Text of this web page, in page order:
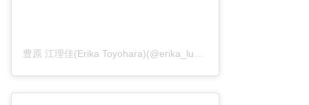
豊原 江理佳(Erika Toyohara)(@erika_lunat)がシェアした投稿